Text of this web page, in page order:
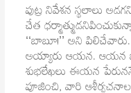
పుట్ర నివేశన స్థలాలు
చేత
‘‘బాబూ!’’ అని
అయ్యారు ఆయన. ఆయన
శుభలేఖలు ఈయన
పూజించి, వారి